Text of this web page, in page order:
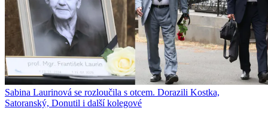
Sabina Laurinová se rozloučila s otcem. Dorazili Kostka,
Satoranský, Donutil i další kolegové